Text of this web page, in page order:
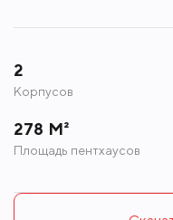
2
Корпусов
278 М²
Площадь пентхаусов